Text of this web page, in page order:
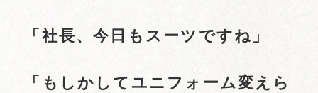
「社長、今日もスーツですね」
「もしかしてユニフォーム変えら